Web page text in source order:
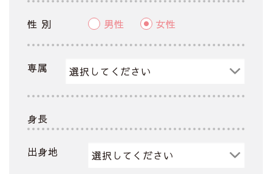
性 別 男性 女性
専属
身長
出身地